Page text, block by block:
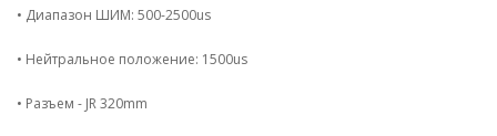
• Диапазон ШИМ: 500-2500us
• Нейтральное положение: 1500us
• Разъем - JR 320mm